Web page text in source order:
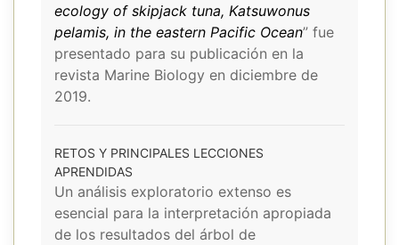
ecology of skipjack tuna, Katsuwonus
pelamis, in the eastern Pacific Ocean” fue
presentado para su publicación en la
revista Marine Biology en diciembre de
2019.
RETOS Y PRINCIPALES LECCIONES
APRENDIDAS
Un análisis exploratorio extenso es
esencial para la interpretación apropiada
de los resultados del árbol de